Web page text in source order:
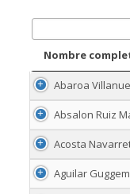
Nombre
Nombre
Abaroa
Absalon Ruiz
Acosta
Aguilar